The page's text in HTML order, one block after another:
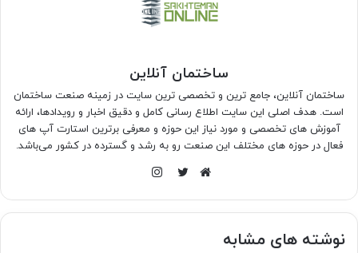
ساختمان آنلاین
ساختمان آنلاین، جامع ترین و تخصصی ترین سایت در زمینه صنعت ساختمان
است. هدف اصلی این سایت اطلاع رسانی کامل و دقیق اخبار و رویدادها، ارائه
آموزش های تخصصی و مورد نیاز این حوزه و معرفی برترین استارت آپ های
فعال در حوزه های مختلف این صنعت رو به رشد و گسترده در کشور می‌باشد.
نوشته های مشابه